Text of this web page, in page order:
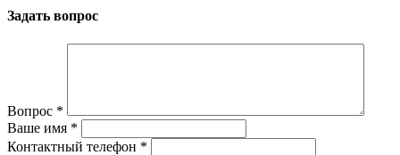
Задать вопрос
Вопрос *
Ваше имя *
Контактный телефон *